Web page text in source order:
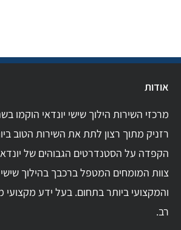
אודות
רזניק מתוך רצון לתת את השירות הטוב
הקפדה על הסטנדרטים הגבוהים של
צוות המומחים המטפל ברכבך בהילוך שישי
והמקצועי ביותר בתחום. בעל ידע מקצועי
רב.